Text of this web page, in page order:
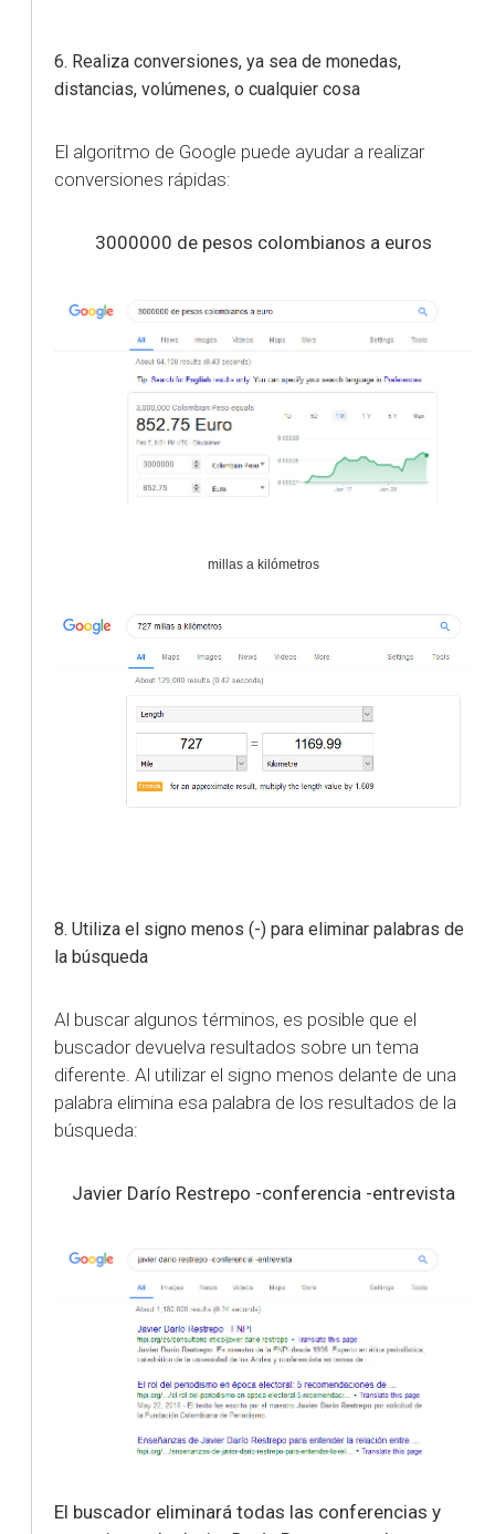
6. Realiza conversiones, ya sea de monedas,
distancias, volúmenes, o cualquier cosa
El algoritmo de Google puede ayudar a realizar
conversiones rápidas:
3000000 de pesos colombianos a euros
millas a kilómetros
8. Utiliza el signo menos (-) para eliminar palabras de
la búsqueda
Al buscar algunos términos, es posible que el
buscador devuelva resultados sobre un tema
diferente. Al utilizar el signo menos delante de una
palabra elimina esa palabra de los resultados de la
búsqueda:
Javier Darío Restrepo -conferencia -entrevista
El buscador eliminará todas las conferencias y